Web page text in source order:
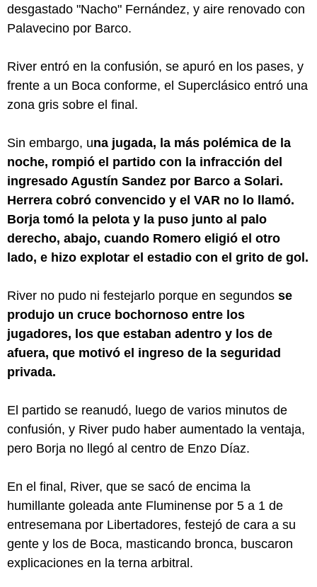
desgastado "Nacho" Fernández, y aire renovado con
Palavecino por Barco.
River entró en la confusión, se apuró en los pases, y
frente a un Boca conforme, el Superclásico entró una
zona gris sobre el final.
Sin embargo, una jugada, la más polémica de la
noche, rompió el partido con la infracción del
ingresado Agustín Sandez por Barco a Solari.
Herrera cobró convencido y el VAR no lo llamó.
Borja tomó la pelota y la puso junto al palo
derecho, abajo, cuando Romero eligió el otro
lado, e hizo explotar el estadio con el grito de gol.
River no pudo ni festejarlo porque en segundos se
produjo un cruce bochornoso entre los
jugadores, los que estaban adentro y los de
afuera, que motivó el ingreso de la seguridad
privada.
El partido se reanudó, luego de varios minutos de
confusión, y River pudo haber aumentado la ventaja,
pero Borja no llegó al centro de Enzo Díaz.
En el final, River, que se sacó de encima la
humillante goleada ante Fluminense por 5 a 1 de
entresemana por Libertadores, festejó de cara a su
gente y los de Boca, masticando bronca, buscaron
explicaciones en la terna arbitral.